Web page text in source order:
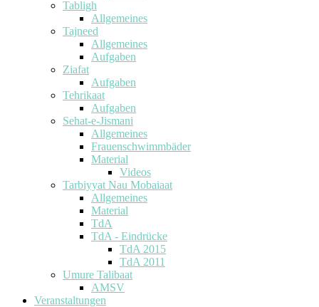
Tabligh
Allgemeines
Tajneed
Allgemeines
Aufgaben
Ziafat
Aufgaben
Tehrikaat
Aufgaben
Sehat-e-Jismani
Allgemeines
Frauenschwimmbäder
Material
Videos
Tarbiyyat Nau Mobaiaat
Allgemeines
Material
TdA
TdA - Eindrücke
TdA 2015
TdA 2011
Umure Talibaat
AMSV
Veranstaltungen